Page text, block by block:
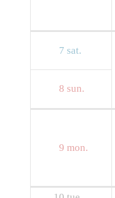
7 sat.
8 sun.
9 mon.